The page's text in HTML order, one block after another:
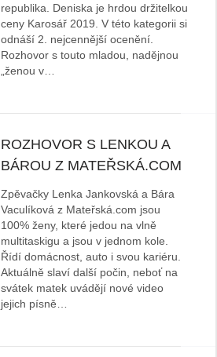
republika. Deniska je hrdou držitelkou
ceny Karosář 2019. V této kategorii si
odnáší 2. nejcennější ocenění.
Rozhovor s touto mladou, nadějnou
„ženou v…
ROZHOVOR S LENKOU A
BÁROU Z MATEŘSKÁ.COM
Zpěvačky Lenka Jankovská a Bára
Vaculíková z Mateřská.com jsou
100% ženy, které jedou na vlně
multitaskigu a jsou v jednom kole.
Řídí domácnost, auto i svou kariéru.
Aktuálně slaví další počin, neboť na
svátek matek uvádějí nové video
jejich písně…